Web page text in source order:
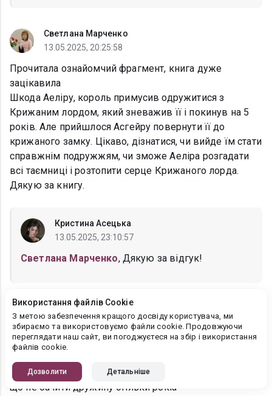
Светлана Марченко
13.05.2025, 20:25:58
Прочитала ознайомчий фрагмент, книга дуже
зацікавила
Шкода Аеліру, король примусив одружитися з
Крижаним лордом, який зневажив її і покинув на 5
років. Але прийшлося Асгейру повернути її до
крижаного замку. Цікаво, дізнатися, чи вийде їм стати
справжнім подружжям, чи зможе Аеліра розгадати
всі таємниці і розтопити серце Крижаного лорда.
Дякую за книгу.
Кристина Асецька
13.05.2025, 23:10:57
Светлана Марченко, Дякую за відгук!
Ira Ivanys
13.05.2025, 20:13:01
Ваші книги одне задоволення читати. І ця книга не
впізнає свою дружину. Цікаво, які мотиви у нього ,
що не бачити дружину стільки рокіа
Використання файлів Cookie
З метою забезпечення кращого досвіду користувача, ми
збираємо та використовуємо файли cookie. Продовжуючи
переглядати наш сайт, ви погоджуєтеся на збір і використання
файлів cookie.
Дозволити Детальніше